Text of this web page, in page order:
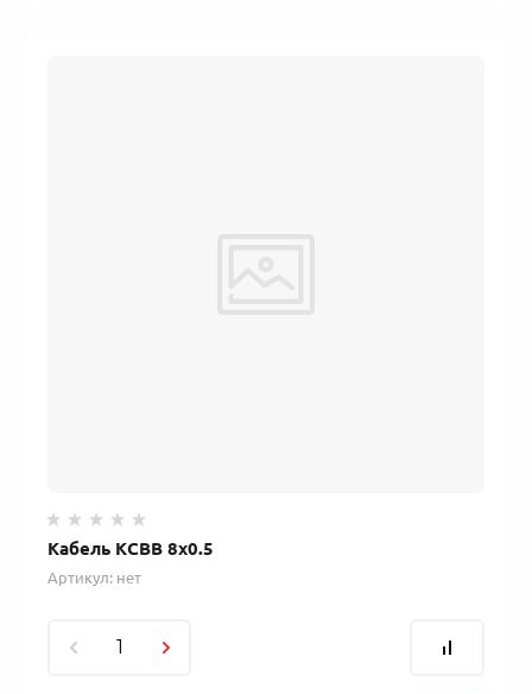
Кабель КСВВ 8х0.5
Артикул: нет